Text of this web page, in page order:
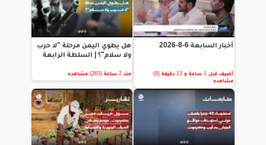
أخبار السابعة 6-8-2026
أضيف قبل 1 ساعة و 13 دقيقة (8)
مشاهده
هل يطوي اليمن مرحلة "لا حرب
ولا سلام"؟ | السلطة الرابعة
منذ 2 ساعة (263) مشاهده